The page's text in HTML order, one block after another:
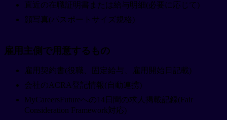
直近の在職証明書または給与明細(必要に応じて)
顔写真(パスポートサイズ規格)
雇用主側で用意するもの
雇用契約書(役職、固定給与、雇用開始日記載)
会社のACRA登記情報(自動連携)
MyCareersFutureへの14日間の求人掲載記録(Fair
Consideration Framework対応)